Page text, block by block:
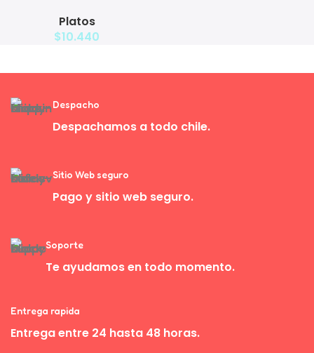
Mascotas con Bowl de Acero
Platos
$10.440
Despacho
Despachamos a todo chile.
Sitio Web seguro
Pago y sitio web seguro.
Soporte
Te ayudamos en todo momento.
Entrega rapida
Entrega entre 24 hasta 48 horas.